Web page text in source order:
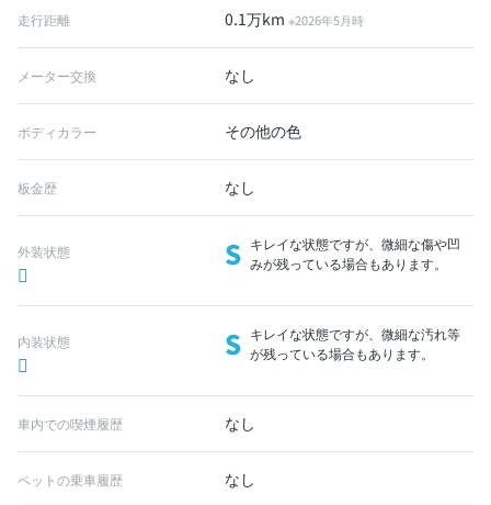
走行距離 0.1万km※2026年5月時
メーター交換 なし
ボディカラー その他の色
板金歴 なし
外装状態 S キレイな状態ですが、微細な傷や凹
みが残っている場合もあります。
内装状態 S キレイな状態ですが、微細な汚れ等
が残っている場合もあります。
車内での喫煙履歴 なし
ペットの乗車履歴 なし